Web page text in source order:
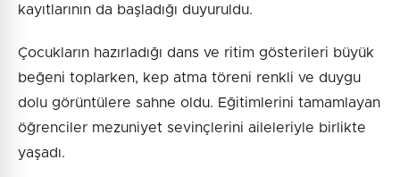
kayıtlarının da başladığı duyuruldu.
Çocukların hazırladığı dans ve ritim gösterileri büyük
beğeni toplarken, kep atma töreni renkli ve duygu
dolu görüntülere sahne oldu. Eğitimlerini tamamlayan
öğrenciler mezuniyet sevinçlerini aileleriyle birlikte
yaşadı.